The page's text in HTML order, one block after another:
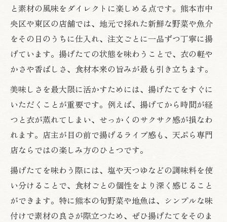
と素材の風味をダイレクトに楽しめる点です。熊本市中
央区や東区の店舗では、地元で採れた新鮮な野菜や魚介
をその日のうちに仕入れ、注文ごとに一品ずつ丁寧に揚
げています。揚げたての状態を味わうことで、衣の軽や
かさや香ばしさ、食材本来の旨みが最も引き立ちます。
美味しさを最大限に活かすためには、揚げたてをすぐに
いただくことが重要です。例えば、揚げてから時間が経
つと衣が蒸れてしまい、せっかくのサクサク感が損なわ
れます。店主が目の前で揚げるライブ感も、天ぷら専門
店ならではの楽しみ方のひとつです。
揚げたてを味わう際には、塩や天つゆなどの調味料を使
い分けることで、食材ごとの個性をより深く感じること
ができます。特に熊本の旬野菜や地魚は、シンプルな味
付けで素材の良さが際立つため、ぜひ揚げたてをそのま